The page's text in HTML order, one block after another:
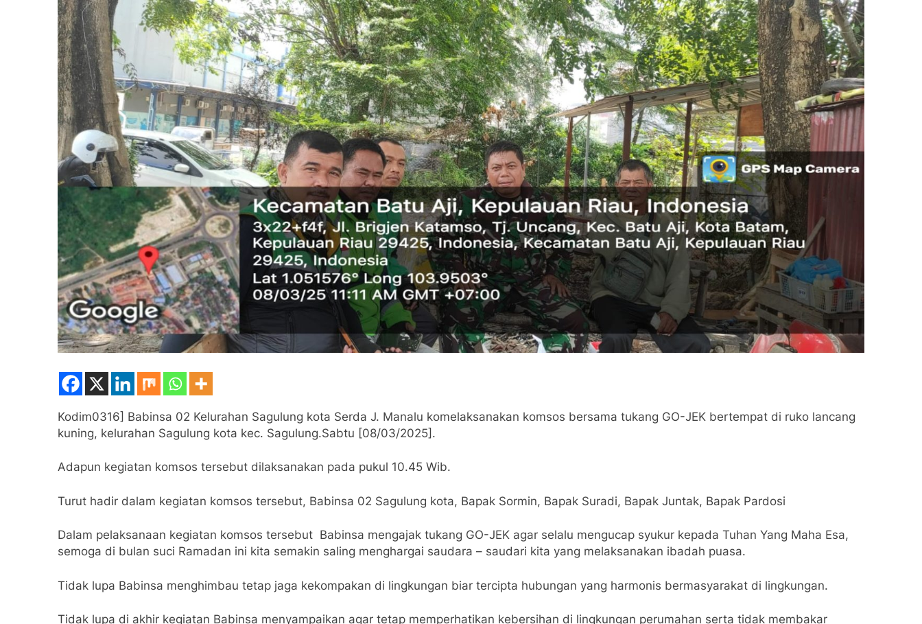
Kodim0316] Babinsa 02 Kelurahan Sagulung kota Serda J. Manalu komelaksanakan komsos bersama tukang GO-JEK bertempat di ruko lancang
kuning, kelurahan Sagulung kota kec. Sagulung.Sabtu [08/03/2025].
Adapun kegiatan komsos tersebut dilaksanakan pada pukul 10.45 Wib.
Turut hadir dalam kegiatan komsos tersebut, Babinsa 02 Sagulung kota, Bapak Sormin, Bapak Suradi, Bapak Juntak, Bapak Pardosi
Dalam pelaksanaan kegiatan komsos tersebut Babinsa mengajak tukang GO-JEK agar selalu mengucap syukur kepada Tuhan Yang Maha Esa,
semoga di bulan suci Ramadan ini kita semakin saling menghargai saudara – saudari kita yang melaksanakan ibadah puasa.
Tidak lupa Babinsa menghimbau tetap jaga kekompakan di lingkungan biar tercipta hubungan yang harmonis bermasyarakat di lingkungan.
Tidak lupa di akhir kegiatan Babinsa menyampaikan agar tetap memperhatikan kebersihan di lingkungan perumahan serta tidak membakar